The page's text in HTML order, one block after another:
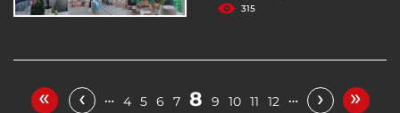
315
« ‹ … 4 5 6 7 8 9 10 11 12 … › »